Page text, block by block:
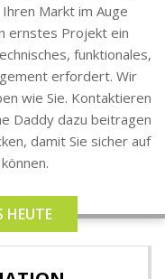
Markt im Auge
ernstes Projekt ein
funktionales,
erfordert. Wir
wie Sie. Kontaktieren
Daddy dazu beitragen
damit Sie sicher auf
HEUTE